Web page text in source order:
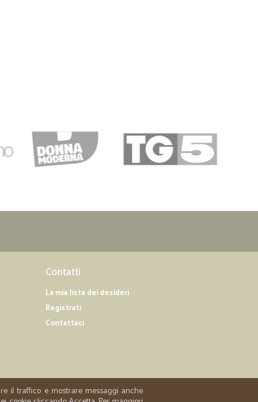
Contatti
La mia lista dei desideri
Registrati
Contattaci
il traffico e mostrare messaggi anche